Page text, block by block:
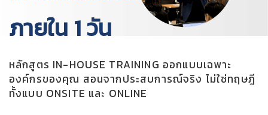
ภายใน 1 วัน
หลักสูตร IN-HOUSE TRAINING ออกแบบเฉพาะ
องค์กรของคุณ สอนจากประสบการณ์จริง ไม่ใช่ทฤษฎี
ทั้งแบบ ONSITE และ ONLINE